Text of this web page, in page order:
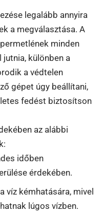
legalább annyira
a megválasztása. A
minden
jutnia, különben a
a védtelen
gépet úgy beállítani,
fedést biztosítson
az alábbi
időben
érdekében.
víz kémhatására, mivel
lúgos vízben.